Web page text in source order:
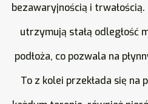
bezawaryjnością i
utrzymują stałą odległość
podłoża, co pozwala na
To z kolei przekłada się na